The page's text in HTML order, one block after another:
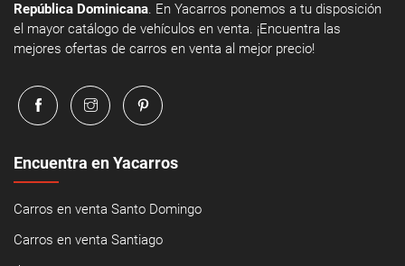
República Dominicana. En Yacarros ponemos a tu disposición
el mayor catálogo de vehículos en venta. ¡Encuentra las
mejores ofertas de carros en venta al mejor precio!
Encuentra en Yacarros
Carros en venta Santo Domingo
Carros en venta Santiago